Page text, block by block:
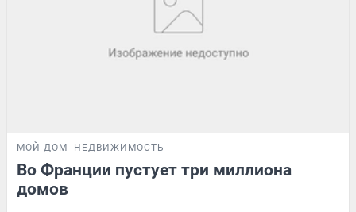
МОЙ ДОМ НЕДВИЖИМОСТЬ
Во Франции пустует три миллиона
домов